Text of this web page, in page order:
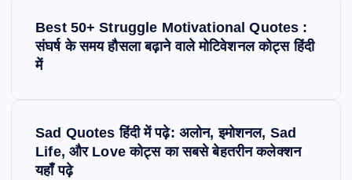
Best 50+ Struggle Motivational Quotes :
संघर्ष के समय हौसला बढ़ाने वाले मोटिवेशनल कोट्स हिंदी
में
Sad Quotes हिंदी में पढ़े: अलोन, इमोशनल, Sad
Life, और Love कोट्स का सबसे बेहतरीन कलेक्शन
यहाँ पढ़े